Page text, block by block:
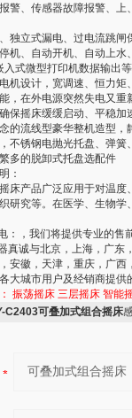
警、传感器故障报警、
独立式漏电、过电流跳闸
机、自动开机、自动上
入式微型打印机数据输出
机设计，宽调速、恒力矩
，在外电源突然失电又
保摇床缓缓启动、平稳加
的流线型豪华整机造型
不锈钢电抛光托盘、弹簧
多的脱卸式托盘选配件
：
床产品广泛应用于对温
研究等。在医学、生物
：，我们将提供专业的售
真诚与北京，上海，广
安徽，天津，重庆，广
大城市用户及经销商提
振荡摇床 三层摇床 智能
C2403可叠加式组合摇床